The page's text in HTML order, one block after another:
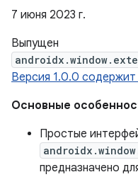
7 июня 2023 г.
Выпущен
Версия 1.0.0
Основные
Простые
предназначено